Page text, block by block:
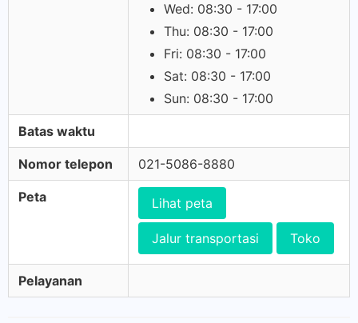
Wed: 08:30 - 17:00
Thu: 08:30 - 17:00
Fri: 08:30 - 17:00
Sat: 08:30 - 17:00
Sun: 08:30 - 17:00
Batas waktu
Nomor telepon 021-5086-8880
Peta Lihat peta
Jalur transportasi Toko
Pelayanan